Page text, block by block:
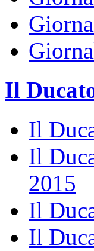
Il
Il
Il
2015
Il
Il